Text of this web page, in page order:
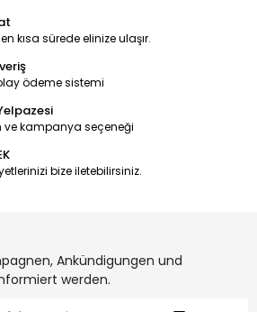
kısa sürede elinize ulaşır.
ödeme sistemi
ve kampanya seçeneği
bize iletebilirsiniz.
Ankündigungen und
werden.